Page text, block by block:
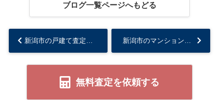
ブログ一覧ページへもどる
無料査定を依頼する